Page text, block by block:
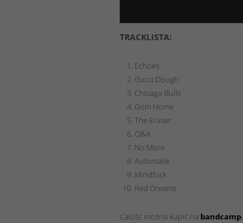
TRACKLISTA:
Echoes
Gucci Dough
Chicago Bulls
Goin Home
The Eraser
Q&A
No More
Automatik
Mindfuck
Red Dreams
Całość można kupić na bandcamp.